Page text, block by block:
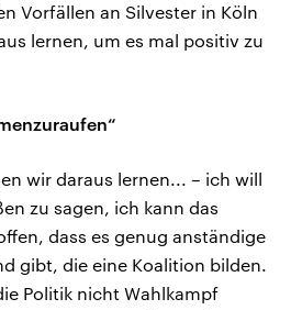
Vorfällen an Silvester in Köln
lernen, um es mal positiv zu
wir daraus lernen... – ich will
zu sagen, ich kann das
dass es genug anständige
gibt, die eine Koalition bilden.
Politik nicht Wahlkampf